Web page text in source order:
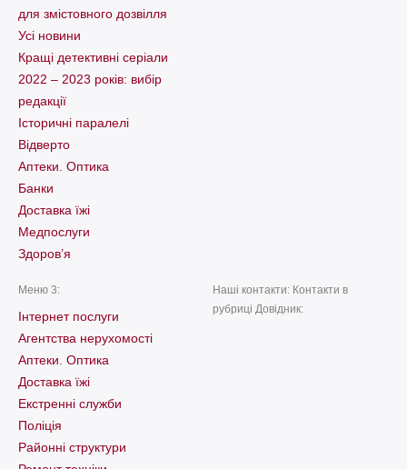
для змістовного дозвілля
Усі новини
Кращі детективні серіали
2022 – 2023 років: вибір
редакції
Історичні паралелі
Відверто
Аптеки. Оптика
Банки
Доставка їжі
Медпослуги
Здоров’я
Меню 3:
Інтернет послуги
Агентства нерухомості
Аптеки. Оптика
Доставка їжі
Екстренні служби
Поліція
Районні структури
Наші контакти: Контакти в
рубриці Довідник: